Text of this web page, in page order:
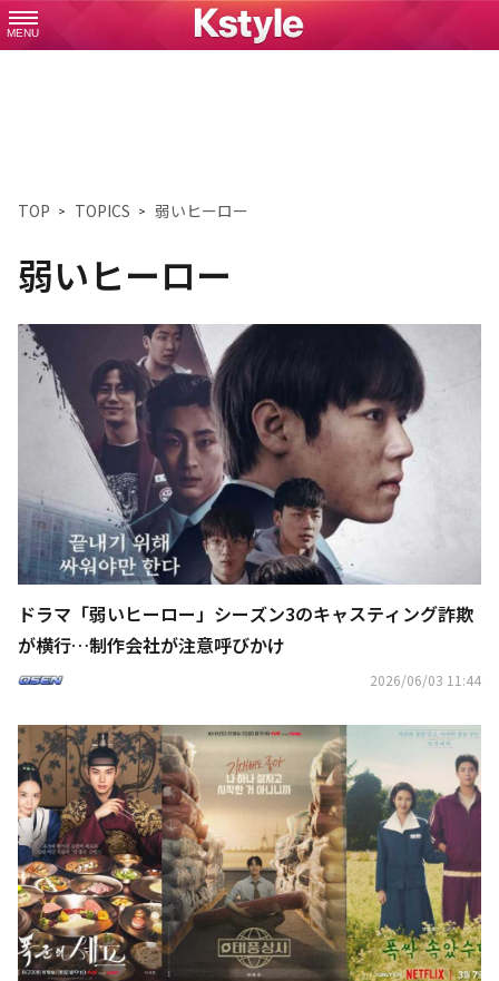
MENU
TOP TOPICS 弱いヒーロー
弱いヒーロー
ドラマ「弱いヒーロー」シーズン3のキャスティング詐欺
が横行…制作会社が注意呼びかけ
2026/06/03 11:44